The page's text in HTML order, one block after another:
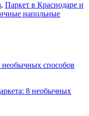
, Паркет в Краснодаре и
напольные
способов
8 необычных